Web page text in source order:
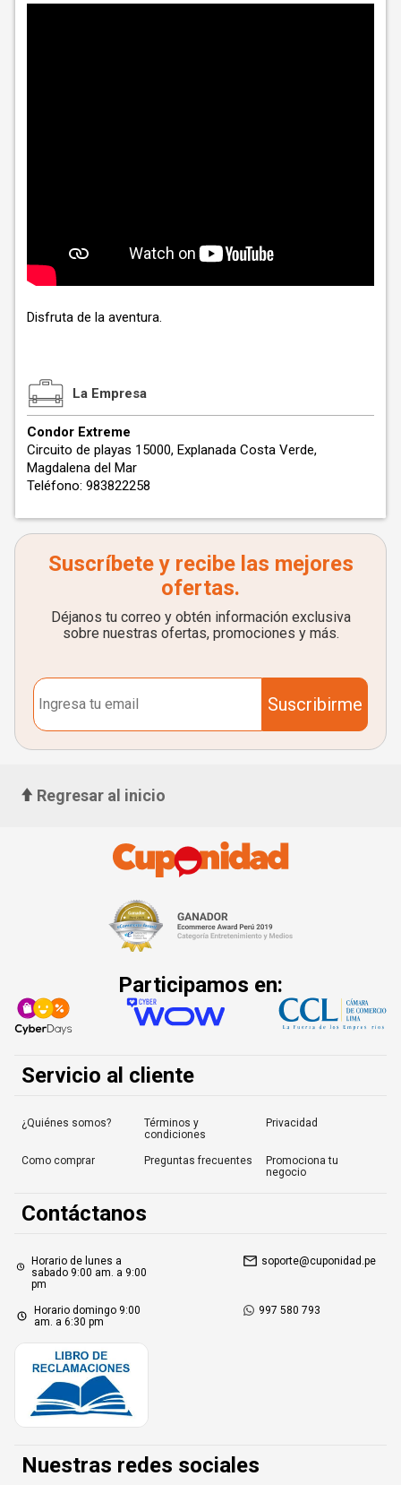
Disfruta de la aventura.
La Empresa
Condor Extreme
Circuito de playas 15000, Explanada Costa Verde,
Magdalena del Mar
Teléfono: 983822258
Suscríbete y recibe las mejores
ofertas.
Déjanos tu correo y obtén información exclusiva
sobre nuestras ofertas, promociones y más.
Suscribirme
Regresar al inicio
Participamos en:
Servicio al cliente
¿Quiénes somos?
Términos y
condiciones
Privacidad
Como comprar Preguntas frecuentes
Promociona tu
negocio
Contáctanos
Horario de lunes a
sabado 9:00 am. a 9:00
pm
soporte@cuponidad.pe
Horario domingo 9:00
am. a 6:30 pm
997 580 793
Nuestras redes sociales